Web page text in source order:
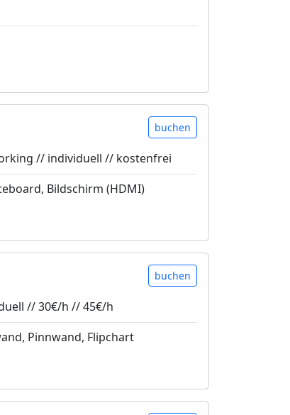
buchen
// individuell // kostenfrei
Bildschirm (HDMI)
buchen
// 30€/h // 45€/h
Pinnwand, Flipchart